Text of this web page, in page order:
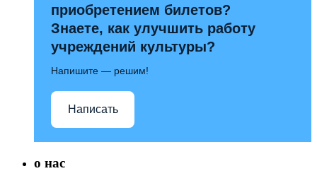
приобретением билетов?
Знаете, как улучшить работу
учреждений культуры?
Напишите — решим!
Написать
о нас